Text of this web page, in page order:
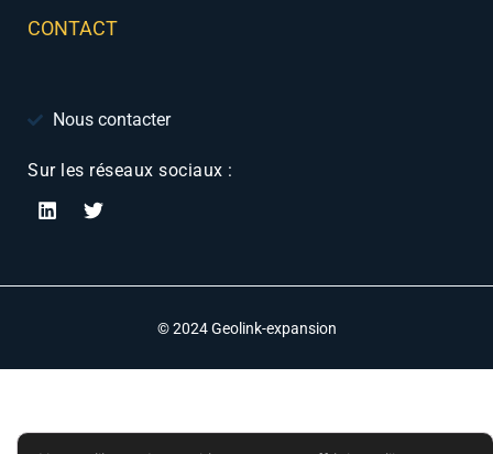
CONTACT
Nous contacter
Sur les réseaux sociaux :
© 2024 Geolink-expansion